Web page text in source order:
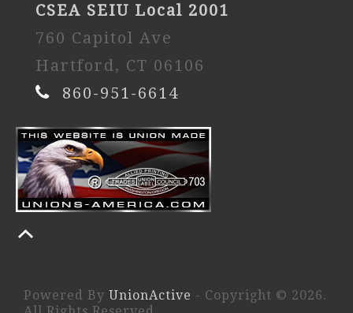
CSEA SEIU Local 2001
760 Capitol Ave
Hartford, CT 06106
860-951-6614
Powered By UnionActive - Copyright © 2026.